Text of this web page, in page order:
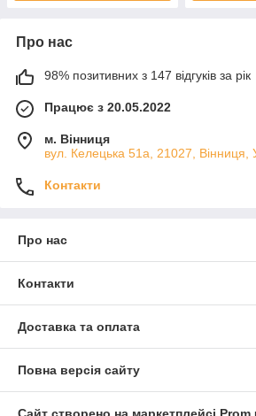
Про нас
98% позитивних з 147 відгуків за рік
Працює з 20.05.2022
м. Вінниця
вул. Келецька 51а, 21027, Вінниця,
Контакти
Про нас
Контакти
Доставка та оплата
Повна версія сайту